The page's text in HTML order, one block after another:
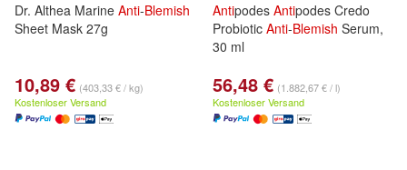
Dr. Althea Marine Anti-Blemish
Sheet Mask 27g
10,89 € (403,33 € / kg)
Kostenloser Versand
Antipodes Antipodes Credo
Probiotic Anti-Blemish Serum,
30 ml
56,48 € (1.882,67 € / l)
Kostenloser Versand